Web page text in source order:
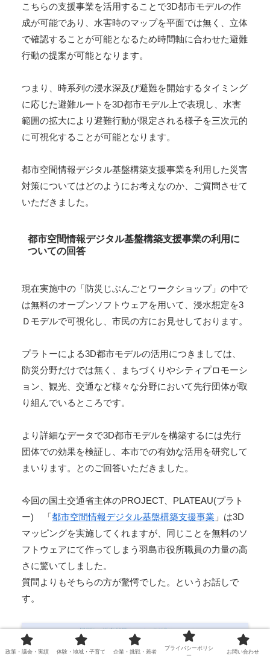
こちらの支援事業を活用することで3D都市モデルの作
成が可能であり、水害時のマップを平面では無く、立体
で確認することが可能となるため時間軸に合わせた避難
行動の提案が可能となります。
つまり、時系列の浸水深及び避難を開始するタイミング
に応じた避難ルートを3D都市モデル上で表現し、水害
範囲の拡大により避難行動が限定される様子を三次元的
に可視化することが可能となります。
都市空間情報デジタル基盤構築支援事業を利用した災害
対策についてはどのようにお考えなのか、ご質問させて
いただきました。
都市空間情報デジタル基盤構築支援事業の利用に
ついての回答
現在実施中の「防災じぶんごとワークショップ」の中で
は無料のオープンソフトウェアを用いて、浸水想定を3
Ｄモデルで可視化し、市民の方にお見せしております。
プラトーによる3D都市モデルの活用につきましては、
防災分野だけでは無く、まちづくりやシティプロモーシ
ョン、観光、交通など様々な分野において先行団体が取
り組んでいるところです。
より詳細なデータで3D都市モデルを構築するには先行
団体での効果を検証し、本市での有効な活用を研究して
まいります。とのご回答いただきました。
今回の国土交通省主体のPROJECT、PLATEAU(プラト
ー) 「都市空間情報デジタル基盤構築支援事業 」は3D
マッピングを実施してくれますが、同じことを無料のソ
フトウェアにて作ってしまう羽島市役所職員の力量の高
さに驚いてしました。
質問よりもそちらの方が驚愕でした。というお話しで
す。
政策・議会・実績 体験・地域・子育て 企業・挑戦・若者
プライバシーポリシ
ー
お問い合わせ